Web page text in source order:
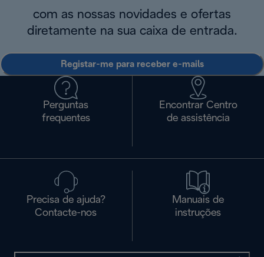
com as nossas novidades e ofertas
diretamente na sua caixa de entrada.
Registar-me para receber e-mails
Perguntas
frequentes
Encontrar Centro
de assistência
Precisa de ajuda?
Contacte-nos
Manuais de
instruções